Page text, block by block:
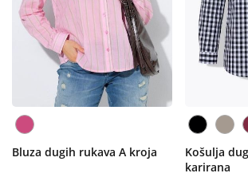
Bluza dugih rukava A kroja
Košulja
karirana